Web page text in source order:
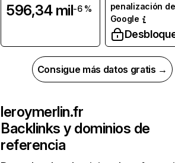
596,34 mil-6 %
penalización de
Google
Consigue más datos gratis →
leroymerlin.fr
Backlinks y dominios de
referencia